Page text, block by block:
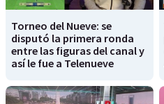
Torneo del Nueve: se
disputó la primera ronda
entre las figuras del canal y
así le fue a Telenueve